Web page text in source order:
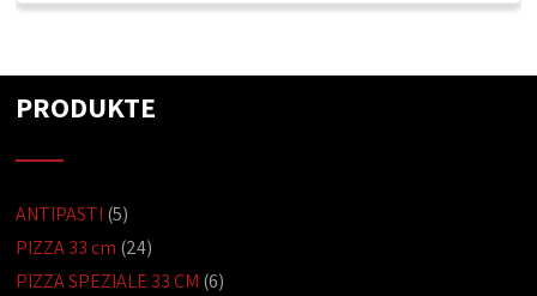
PRODUKTE
ANTIPASTI (5)
PIZZA 33 cm (24)
PIZZA SPEZIALE 33 CM (6)